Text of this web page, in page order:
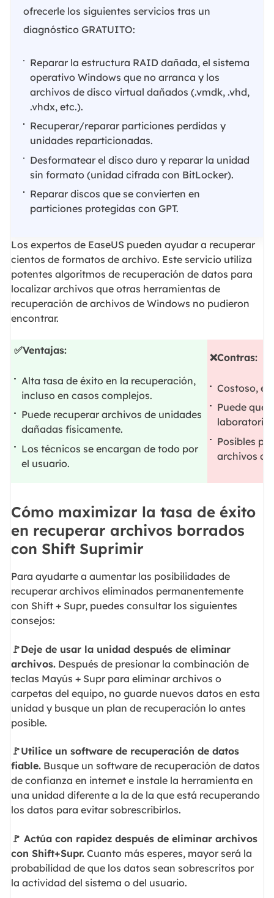
ofrecerle los siguientes servicios tras un
diagnóstico GRATUITO:
Reparar la estructura RAID dañada, el sistema
operativo Windows que no arranca y los
archivos de disco virtual dañados (.vmdk, .vhd,
.vhdx, etc.).
Recuperar/reparar particiones perdidas y
unidades reparticionadas.
Desformatear el disco duro y reparar la unidad
sin formato (unidad cifrada con BitLocker).
Reparar discos que se convierten en
particiones protegidas con GPT.
Los expertos de EaseUS pueden ayudar a recuperar
cientos de formatos de archivo. Este servicio utiliza
potentes algoritmos de recuperación de datos para
localizar archivos que otras herramientas de
recuperación de archivos de Windows no pudieron
encontrar.
✅Ventajas:
Alta tasa de éxito en la recuperación,
incluso en casos complejos.
Puede recuperar archivos de unidades
dañadas físicamente.
Los técnicos se encargan de todo por
el usuario.
❌Contras:
Costoso,
Puede que
laboratorio
Posibles
archivos
Cómo maximizar la tasa de éxito
en recuperar archivos borrados
con Shift Suprimir
Para ayudarte a aumentar las posibilidades de
recuperar archivos eliminados permanentemente
con Shift + Supr, puedes consultar los siguientes
consejos:
🚩Deje de usar la unidad después de eliminar
archivos.Después de presionar la combinación de
teclas Mayús + Supr para eliminar archivos o
carpetas del equipo, no guarde nuevos datos en esta
unidad y busque un plan de recuperación lo antes
posible.
🚩Utilice un software de recuperación de datos
fiable.Busque un software de recuperación de datos
de confianza en internet e instale la herramienta en
una unidad diferente a la de la que está recuperando
los datos para evitar sobrescribirlos.
🚩 Actúa con rapidez después de eliminar archivos
con Shift+Supr.Cuanto más esperes, mayor será la
probabilidad de que los datos sean sobrescritos por
la actividad del sistema o del usuario.